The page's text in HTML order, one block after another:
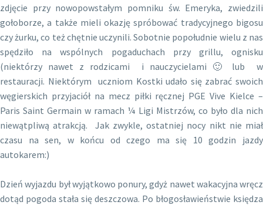
zdjęcie przy nowopowstałym pomniku św. Emeryka, zwiedzili
gołoborze, a także mieli okazję spróbować tradycyjnego bigosu
czy żurku, co też chętnie uczynili. Sobotnie popołudnie wielu z nas
spędziło na wspólnych pogaduchach przy grillu, ognisku
(niektórzy nawet z rodzicami i nauczycielami 🙂 lub w
restauracji. Niektórym uczniom Kostki udało się zabrać swoich
węgierskich przyjaciół na mecz piłki ręcznej PGE Vive Kielce –
Paris Saint Germain w ramach ¼ Ligi Mistrzów, co było dla nich
niewątpliwą atrakcją. Jak zwykle, ostatniej nocy nikt nie miał
czasu na sen, w końcu od czego ma się 10 godzin jazdy
autokarem:)
Dzień wyjazdu był wyjątkowo ponury, gdyż nawet wakacyjna wręcz
dotąd pogoda stała się deszczowa. Po błogosławieństwie księdza